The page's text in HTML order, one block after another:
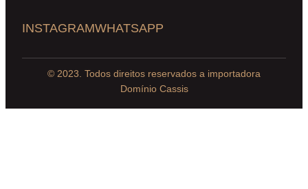
INSTAGRAMWHATSAPP
© 2023. Todos direitos reservados a importadora
Domínio Cassis